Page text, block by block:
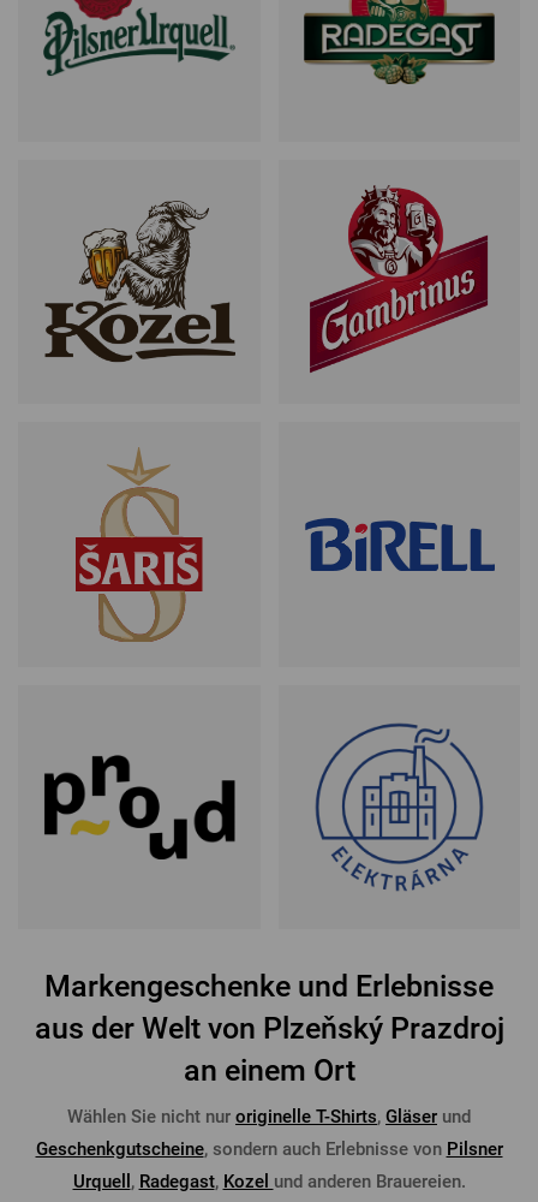
Markengeschenke und Erlebnisse
aus der Welt von Plzeňský Prazdroj
an einem Ort
Wählen Sie nicht nur originelle T-Shirts, Gläser und
Geschenkgutscheine, sondern auch Erlebnisse von Pilsner
Urquell , Radegast, Kozel und anderen Brauereien.